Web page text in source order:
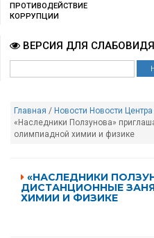
ПРОТИВОДЕЙСТВИЕ
КОРРУПЦИИ
ВЕРСИЯ ДЛЯ
Главная / Новости Новости
«Наследники Ползунова»
олимпиадной химии и физике
«НАСЛЕДНИКИ
ДИСТАНЦИОННЫЕ
ХИМИИ И ФИЗИКЕ